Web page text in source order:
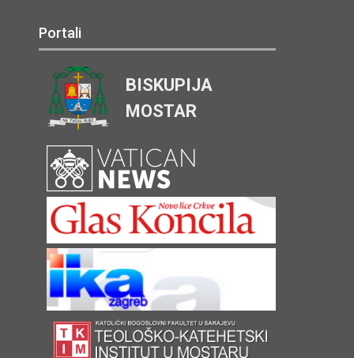
Portali
BISKUPIJA
MOSTAR